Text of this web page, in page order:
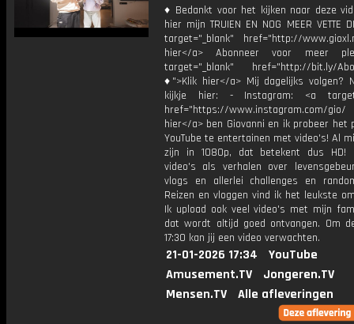
♦ Bedankt voor het kijken naar deze
hier mijn TRUIEN EN NOG MEER VETTE
target="_blank" href="http://
hier</a> Abonneer voor meer
target="_blank" href="http://bit.ly/
♦">Klik hier</a> Mij dagelijks volgen?
kijkje hier: - Instagram: <a
href="https://www.instagram.com/
hier</a> ben Giovanni en ik probeer het
YouTube te entertainen met video's! Al
zijn in 1080p, dat betekent dus HD!
video's als verhalen over
vlogs en allerlei challenges en
Reizen en vloggen vind ik het leukste
Ik upload ook veel video's met mijn
dat wordt altijd goed ontvangen. Om
17:30 kan jij een video verwachten.
21-01-2026 17:34
YouTube
Amusement.TV
Jongeren.TV
Mensen.TV
Alle afleveringen